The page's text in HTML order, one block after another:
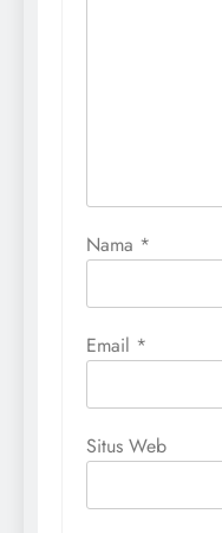
Nama *
Email *
Situs Web